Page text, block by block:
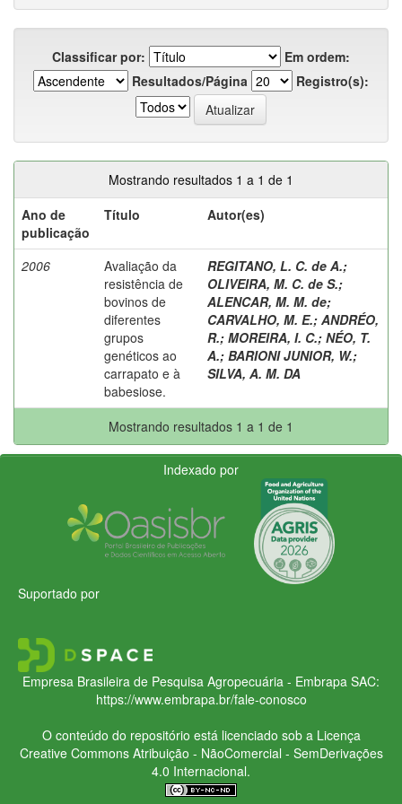
Classificar por:
Em ordem:
Resultados/Página
Registro(s):
Mostrando resultados 1 a 1 de 1
Ano de
publicação
Título Autor(es)
2006
Avaliação da
resistência de
bovinos de
diferentes
grupos
genéticos ao
carrapato e à
babesiose.
REGITANO, L. C. de A.;
OLIVEIRA, M. C. de S.;
ALENCAR, M. M. de;
CARVALHO, M. E.; ANDRÉO,
R.; MOREIRA, I. C.; NÉO, T.
A.; BARIONI JUNIOR, W.;
SILVA, A. M. DA
Mostrando resultados 1 a 1 de 1
Indexado por
Suportado por
Empresa Brasileira de Pesquisa Agropecuária - Embrapa SAC:
https://www.embrapa.br/fale-conosco
O conteúdo do repositório está licenciado sob a Licença
Creative CommonsAtribuição - NãoComercial - SemDerivações
4.0 Internacional.